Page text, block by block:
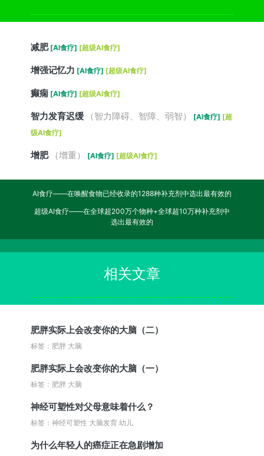
减肥 [AI食疗] [超级AI食疗]
增强记忆力 [AI食疗] [超级AI食疗]
癫痫 [AI食疗] [超级AI食疗]
智力发育迟缓 （智力障碍、智障、弱智） [AI食疗] [超
级AI食疗]
增肥 （增重） [AI食疗] [超级AI食疗]
AI食疗——在唤醒食物已经收录的1288种补充剂中选出最有效的
超级AI食疗——在全球超200万个物种+全球超10万种补充剂中
选出最有效的
相关文章
肥胖实际上会改变你的大脑（二）
标签：肥胖 大脑
肥胖实际上会改变你的大脑（一）
标签：肥胖 大脑
神经可塑性对父母意味着什么？
标签：神经可塑性 大脑发育 幼儿
为什么年轻人的癌症正在急剧增加